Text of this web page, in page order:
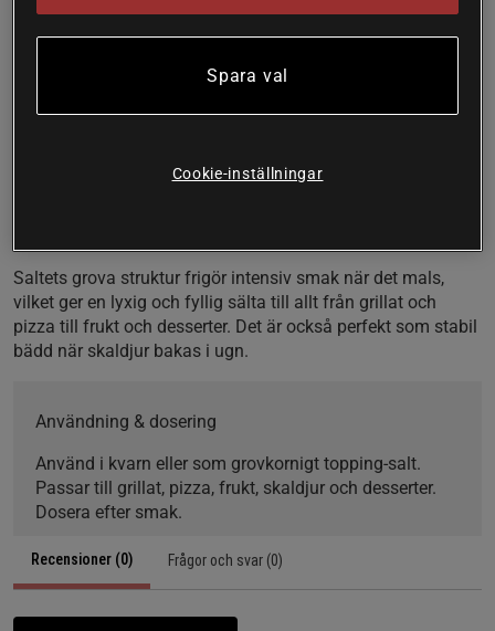
Ger kraftfull sälta när kristallerna mals
uråldriga avlagringar, rikt på naturligt förekommande
mineraler. De större saltkristallerna gör det till ett utmärkt val
Saltets grova struktur frigör intensiv smak när det mals,
vilket ger en lyxig och fyllig sälta till allt från grillat och
pizza till frukt och desserter. Det är också perfekt som stabil
bädd när skaldjur bakas i ugn.
Användning & dosering
Använd i kvarn eller som grovkornigt topping‑salt.
Passar till grillat, pizza, frukt, skaldjur och desserter.
Dosera efter smak.
Recensioner (0) Frågor och svar (0)
Spara val
Cookie-inställningar